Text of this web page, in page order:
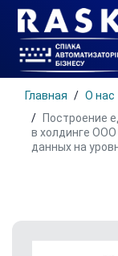
Главная О нас
Построение
в холдинге
данных на